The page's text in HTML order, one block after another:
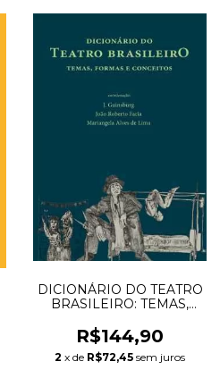
DICIONÁRIO DO TEATRO
BRASILEIRO: TEMAS,
Guinsburg, J.; Faria, João
Roberto; Lima, Mariangela
Alves de
R$144,90
2 x de R$72,45 sem juros